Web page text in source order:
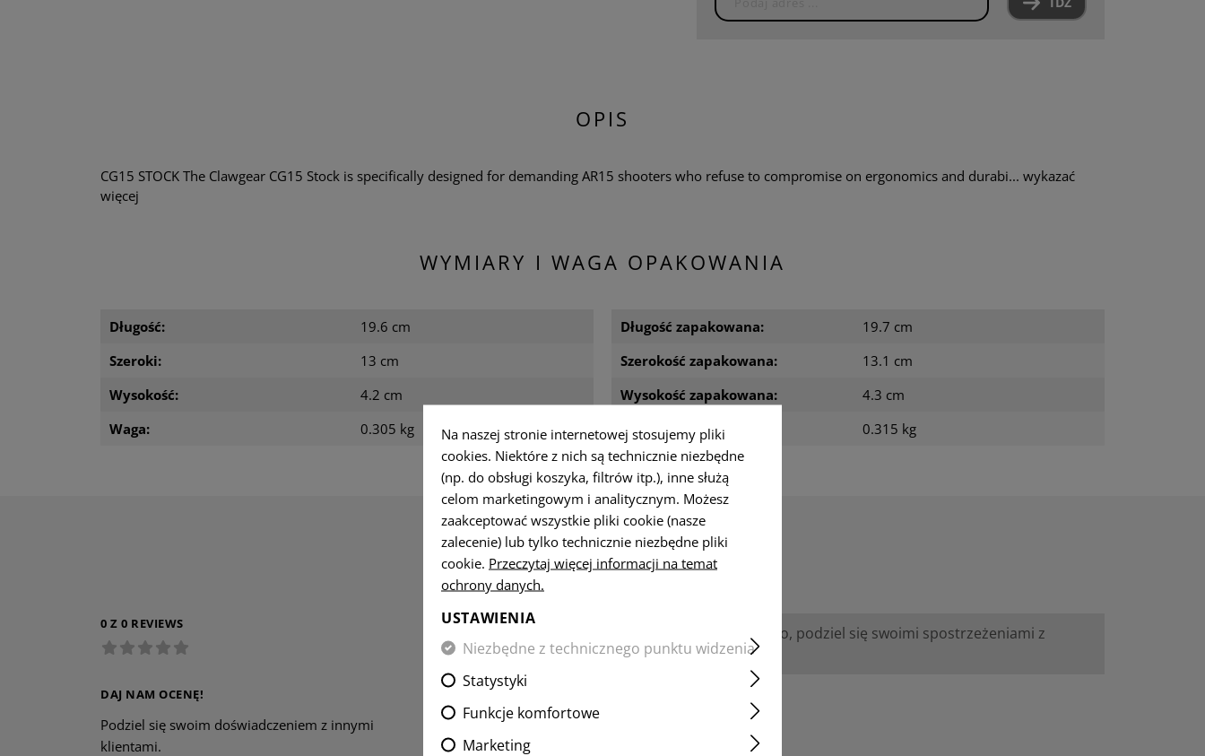
OPIS
CG15 STOCK The Clawgear CG15 Stock is specifically designed for demanding AR15 shooters who refuse to compromise on ergonomics and durabi... wykazać
więcej
WYMIARY I WAGA OPAKOWANIA
Długość: 19.6 cm Długość zapakowana:
19.7 cm
Szeroki:
13 cm Szerokość zapakowana:
13.1 cm
Wysokość:
4.2 cm Wysokość zapakowana:
4.3 cm
Waga:
0.305 kg Waga w opakowaniu: 0.315 kg
RECENZJE
0 Z 0 REVIEWS
DAJ NAM OCENĘ!
Podziel się swoim doświadczeniem z innymi
klientami.
Nie znaleziono żadnych recenzji. Śmiało, podziel się swoimi spostrzeżeniami z
innymi.
Na naszej stronie internetowej stosujemy pliki
cookies. Niektóre z nich są technicznie niezbędne
(np. do obsługi koszyka, filtrów itp.), inne służą
celom marketingowym i analitycznym. Możesz
zaakceptować wszystkie pliki cookie (nasze
zalecenie) lub tylko technicznie niezbędne pliki
cookie. Przeczytaj więcej informacji na temat
ochrony danych.
USTAWIENIA
Niezbędne z technicznego punktu widzenia
Statystyki
Funkcje komfortowe
Marketing